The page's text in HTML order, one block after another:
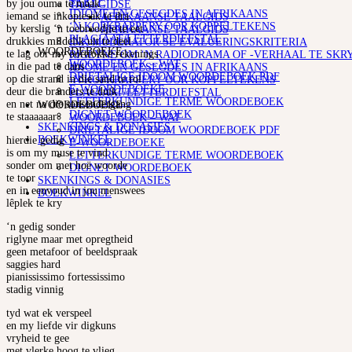
IDIOME EN GESEGDES IN AFRIKAANS
‘N KOPKRAPPERY OOR KOPPELTEKENS
PLAGIAAT/LETTERDIEFSTAL
WOORDEBOEKE
WOORDEBOEK – WAT
DRIETALIGE IDOOM WOORDEBOEK PDF
E-WOORDEBOEKE
LETTERKUNDIGE TERME WOORDEBOEK
DIGNET WOORDEBOEK
SKENKINGS & DONASIES
BOEKWINKEL
TAALGIDSE
AFRIKAANSE TAALGIDS
AFRIKAANSE TAALGIDS
INK MODERATOR SE EVALUERINGSKRITERIA
RIGLYNE OM ‘N RADIODRAMA OF -VERHAAL TE
IDIOME EN GESEGDES IN AFRIKAANS
‘N KOPKRAPPERY OOR KOPPELTEKENS
PLAGIAAT/LETTERDIEFSTAL
WOORDEBOEKE
WOORDEBOEK – WAT
DRIETALIGE IDOOM WOORDEBOEK PDF
E-WOORDEBOEKE
LETTERKUNDIGE TERME WOORDEBOEK
DIGNET WOORDEBOEK
SKENKINGS & DONASIES
BOEKWINKEL
by jou ouma te maak
iemand se inkopiesak te dra
by kerslig ‘n toebroodjie te eet
drukkies mildelik uit te deel
te lag oor my oortrokke rekenings
in die pad te dans
op die strand in die sand te rol
deur die branders te duik
en net na die sonsondergang
te staaaaaar
hierdie gedig
is om my muse te vind
sonder om met hoë woorde
te toor
en in eenvoud in jou menswees
lêplek te kry
‘n gedig sonder
riglyne maar met opregtheid
geen metafoor of beeldspraak
saggies hard
pianississimo fortessissimo
stadig vinnig
tyd wat ek verspeel
en my liefde vir digkuns
vryheid te gee